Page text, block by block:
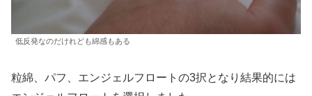
低反発なのだけれども綿感もある
粒綿、パフ、エンジェルフロートの3択となり結果的には